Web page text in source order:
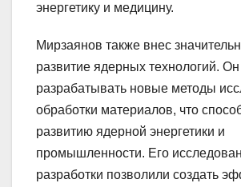
энергетику и медицину.
Мирзаянов также внес
развитие ядерных технологий.
разрабатывать новые методы
обработки материалов, что
развитию ядерной энергетики и
промышленности. Его
разработки позволили создать